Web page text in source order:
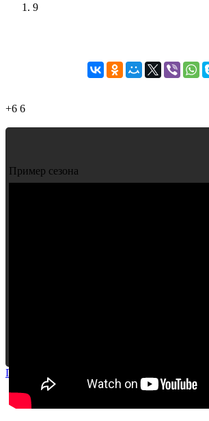
9
+6 6
Пример сезона
Пожаловаться на видео